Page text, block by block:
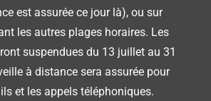
est assurée ce jour là), ou sur
les autres plages horaires. Les
suspendues du 13 juillet au 31
à distance sera assurée pour
et les appels téléphoniques.